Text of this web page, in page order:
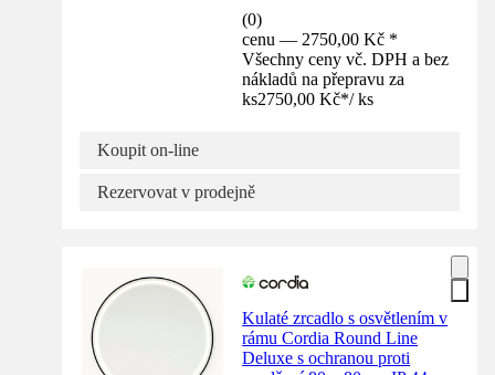
(0)
cenu — 2750,00 Kč *
Všechny ceny vč. DPH a bez
nákladů na přepravu za
ks2750,00 Kč*/ ks
Koupit on-line
Rezervovat v prodejně
Kulaté zrcadlo s osvětlením v
rámu Cordia Round Line
Deluxe s ochranou proti